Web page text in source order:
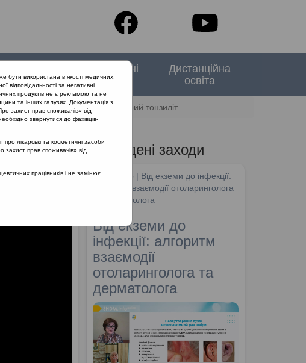
Спеціальні
випуски
Дистанційна
освіта
Клінічний випадок: гострий тонзиліт
Проведені заходи
SHDM.info | Від екземи до інфекції:
алгоритм взаємодії отоларинголога
та дерматолога
Від екземи до
інфекції: алгоритм
взаємодії
отоларинголога та
дерматолога
бути використана в якості медичних,
за негативні
продуктів не є рекламою та не
та інших галузях. Документація з
захист прав споживачів» від
звернутися до фахівців-
лікарські та косметичні засоби
захист прав споживачів» від
працівників і не замінює